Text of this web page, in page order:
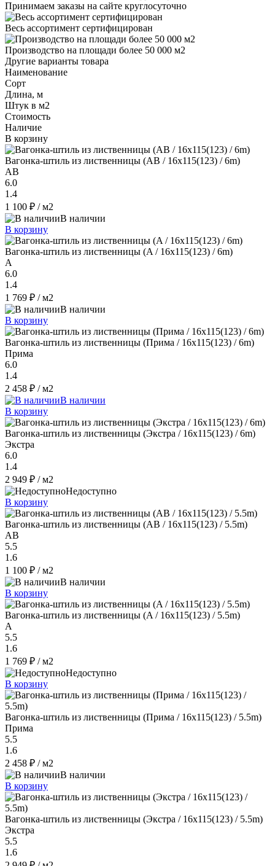
Принимаем заказы на сайте круглосуточно
Весь ассортимент сертифицирован
Производство на площади более 50 000 м2
Другие варианты товара
Наименование
Сорт
Длина, м
Штук в м2
Стоимость
Наличие
В корзину
Вагонка-штиль из лиственницы (AB / 16x115(123) / 6m)
AB
6.0
1.4
1 100 ₽ / м2
В наличии
В корзину
Вагонка-штиль из лиственницы (A / 16x115(123) / 6m)
A
6.0
1.4
1 769 ₽ / м2
В наличии
В корзину
Вагонка-штиль из лиственницы (Прима / 16x115(123) / 6m)
Прима
6.0
1.4
2 458 ₽ / м2
В наличии
В корзину
Вагонка-штиль из лиственницы (Экстра / 16x115(123) / 6m)
Экстра
6.0
1.4
2 949 ₽ / м2
Недоступно
В корзину
Вагонка-штиль из лиственницы (AB / 16x115(123) / 5.5m)
AB
5.5
1.6
1 100 ₽ / м2
В наличии
В корзину
Вагонка-штиль из лиственницы (A / 16x115(123) / 5.5m)
A
5.5
1.6
1 769 ₽ / м2
Недоступно
В корзину
Вагонка-штиль из лиственницы (Прима / 16x115(123) / 5.5m)
Прима
5.5
1.6
2 458 ₽ / м2
В наличии
В корзину
Вагонка-штиль из лиственницы (Экстра / 16x115(123) / 5.5m)
Экстра
5.5
1.6